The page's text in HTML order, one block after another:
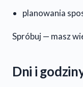
planowania
Spróbuj — masz
Dni i